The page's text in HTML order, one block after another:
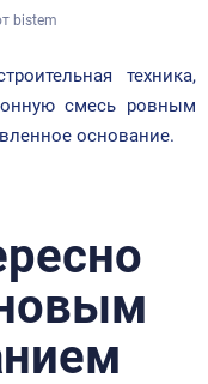
bistem
техника,
смесь ровным
основание.